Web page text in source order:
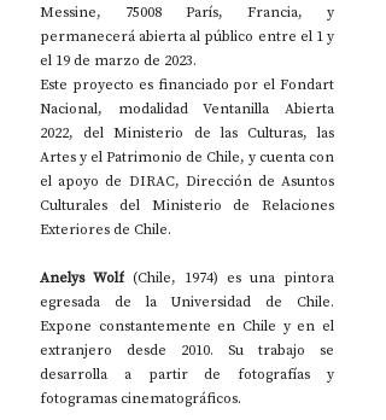
Messine, 75008 París, Francia, y
permanecerá abierta al público entre el 1 y
el 19 de marzo de 2023.
Este proyecto es financiado por el Fondart
Nacional, modalidad Ventanilla Abierta
2022, del Ministerio de las Culturas, las
Artes y el Patrimonio de Chile, y cuenta con
el apoyo de DIRAC, Dirección de Asuntos
Culturales del Ministerio de Relaciones
Exteriores de Chile.
Anelys Wolf (Chile, 1974) es una pintora
egresada de la Universidad de Chile.
Expone constantemente en Chile y en el
extranjero desde 2010. Su trabajo se
desarrolla a partir de fotografías y
fotogramas cinematográficos.